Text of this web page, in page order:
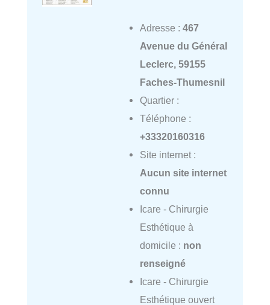
Adresse : 467
Avenue du Général
Leclerc, 59155
Faches-Thumesnil
Quartier :
Téléphone :
+33320160316
Site internet :
Aucun site internet
connu
Icare - Chirurgie
Esthétique à
domicile : non
renseigné
Icare - Chirurgie
Esthétique ouvert